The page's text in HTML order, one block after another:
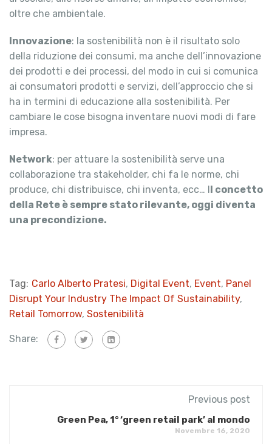
oltre che ambientale.
Innovazione: la sostenibilità non è il risultato solo
della riduzione dei consumi, ma anche dell’innovazione
dei prodotti e dei processi, del modo in cui si comunica
ai consumatori prodotti e servizi, dell’approccio che si
ha in termini di educazione alla sostenibilità. Per
cambiare le cose bisogna inventare nuovi modi di fare
impresa.
Network: per attuare la sostenibilità serve una
collaborazione tra stakeholder, chi fa le norme, chi
produce, chi distribuisce, chi inventa, ecc… Il concetto
della Rete è sempre stato rilevante, oggi diventa
una precondizione.
Tag: Carlo Alberto Pratesi, Digital Event, Event, Panel
Disrupt Your Industry The Impact Of Sustainability,
Retail Tomorrow, Sostenibilità
Share:
Previous post
Green Pea, 1° ‘green retail park’ al mondo
Novembre 16, 2020